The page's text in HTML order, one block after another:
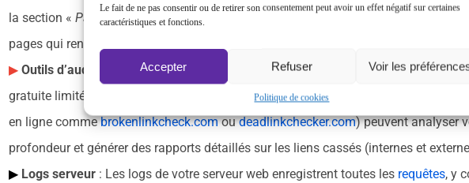
Le fait de ne pas consentir ou de retirer son consentement peut avoir un effet négatif sur certaines
caractéristiques et fonctions.
Accepter Refuser Voir les
Politique de cookies
la section « Pages» (anciennement « ) et filtrez par « Erreurs
» pour
pages qui renvoient des erreurs 404.
Outils d’audit SEO
: des outils comme ,SEMrush
, Screaming Frog SEO
gratuite limitée à 500 URLs), ou Broken Link Checker (souvent un plugin
en ligne commebrokenlinkcheck.comoudeadlinkchecker.com) peuvent analyser
profondeur et générer des rapports détaillés sur les liens cassés (internes et
Logs serveur: Les logs de votre serveur web enregistrent toutes les requêtes, y